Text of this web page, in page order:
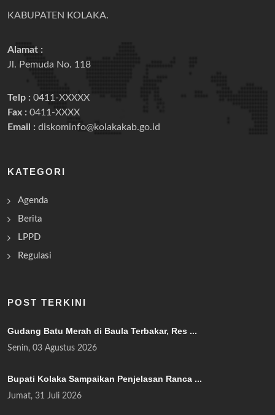
KABUPATEN KOLAKA.
Alamat :
Jl. Pemuda No. 118
Telp : 0411-XXXXX
Fax : 0411-XXXX
Email : diskominfo@kolakakab.go.id
KATEGORI
Agenda
Berita
LPPD
Regulasi
POST TERKINI
Gudang Batu Merah di Baula Terbakar, Res ...
Senin, 03 Agustus 2026
Bupati Kolaka Sampaikan Penjelasan Ranca ...
Jumat, 31 Juli 2026